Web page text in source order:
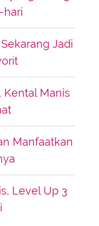
hari
Jadi
Kental Manis
Manfaatkan
Level Up 3